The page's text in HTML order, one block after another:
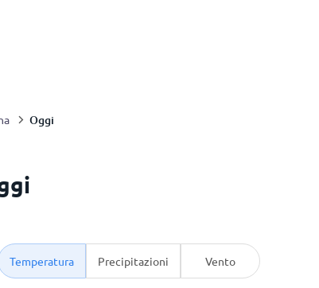
Oggi
Temperatura Precipitazioni Vento